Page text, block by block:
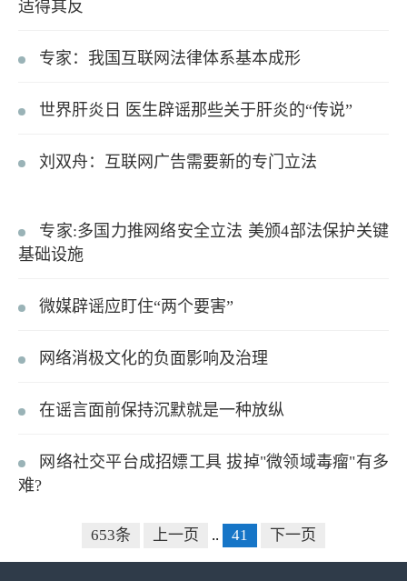
适得其反
专家：我国互联网法律体系基本成形
世界肝炎日 医生辟谣那些关于肝炎的“传说”
刘双舟：互联网广告需要新的专门立法
专家:多国力推网络安全立法 美颁4部法保护关键
基础设施
微媒辟谣应盯住“两个要害”
网络消极文化的负面影响及治理
在谣言面前保持沉默就是一种放纵
网络社交平台成招嫖工具 拔掉"微领域毒瘤"有多
难?
653条 上一页 .. 41 下一页